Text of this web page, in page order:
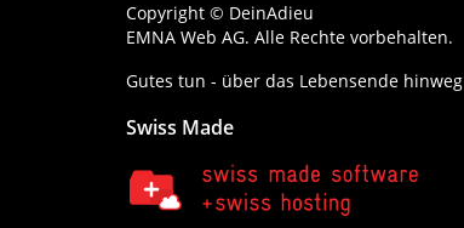
Copyright © DeinAdieu
EMNA Web AG. Alle Rechte vorbehalten.
Gutes tun - über das Lebensende hinweg
Swiss Made